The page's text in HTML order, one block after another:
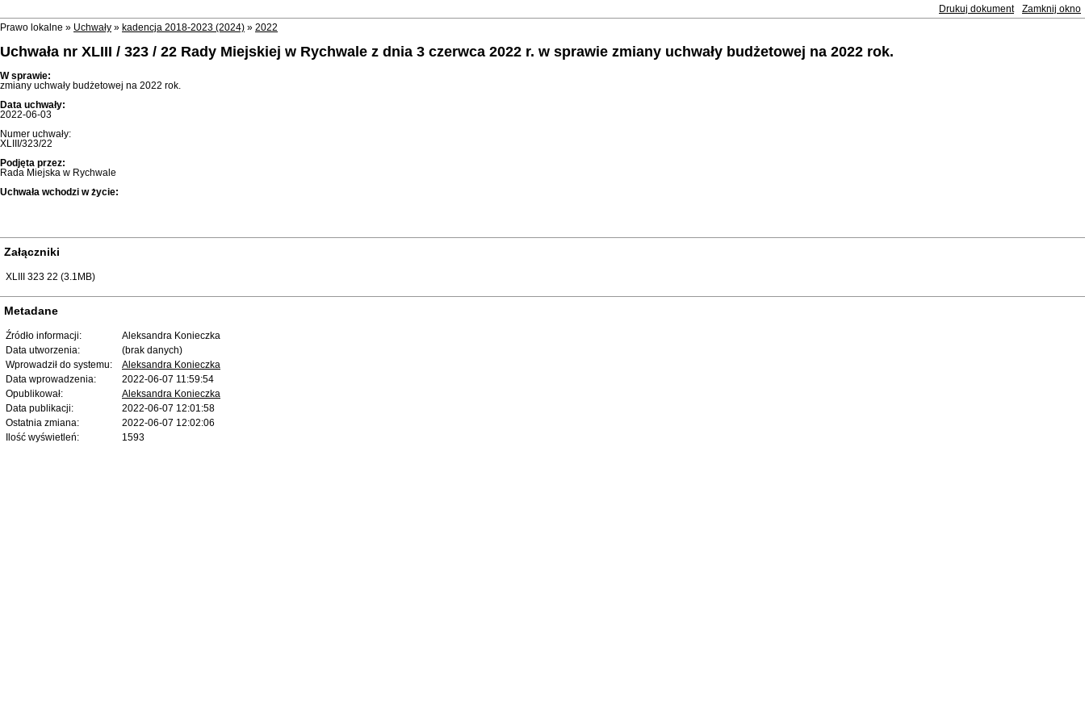
Zamknij okno
Drukuj dokument
Prawo lokalne » Uchwały » kadencja 2018-2023 (2024) » 2022
Uchwała nr XLIII / 323 / 22 Rady Miejskiej w Rychwale z dnia 3 czerwca 2022 r. w sprawie zmiany uchwały budżetowej na 2022 rok.
W sprawie:
zmiany uchwały budżetowej na 2022 rok.
Data uchwały:
2022-06-03
Numer uchwały:
XLIII/323/22
Podjęta przez:
Rada Miejska w Rychwale
Uchwała wchodzi w życie:
Załączniki
XLIII 323 22 (3.1MB)
Metadane
Źródło informacji:
Aleksandra Konieczka
Data utworzenia:
(brak danych)
Wprowadził do systemu:
Aleksandra Konieczka
Data wprowadzenia:
2022-06-07 11:59:54
Opublikował:
Aleksandra Konieczka
Data publikacji:
2022-06-07 12:01:58
Ostatnia zmiana:
2022-06-07 12:02:06
Ilość wyświetleń:
1593